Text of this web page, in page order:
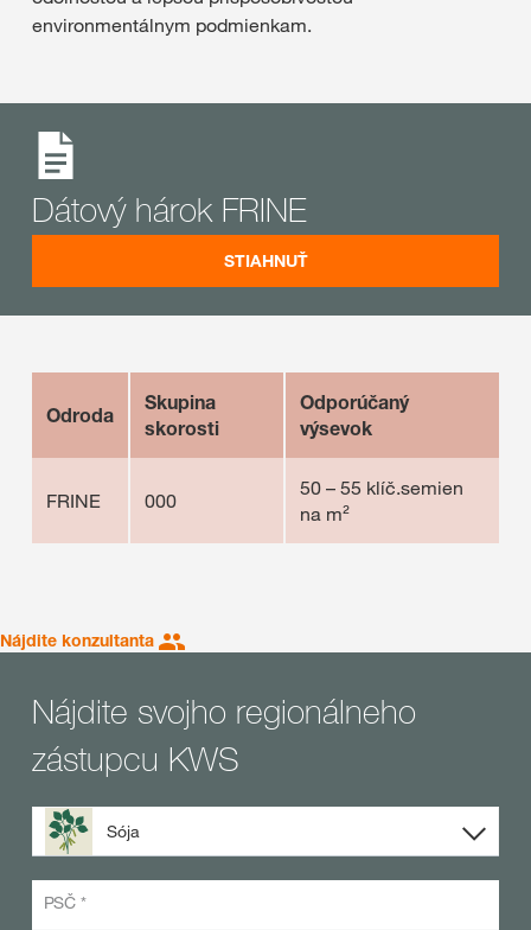
environmentálnym podmienkam.
Dátový hárok FRINE
STIAHNUŤ
Odroda
Skupina
skorosti
Odporúčaný
výsevok
FRINE 000
50 – 55 klíč.semien
na m²
Nájdite konzultanta
Nájdite svojho regionálneho
zástupcu KWS
Sója
PSČ *